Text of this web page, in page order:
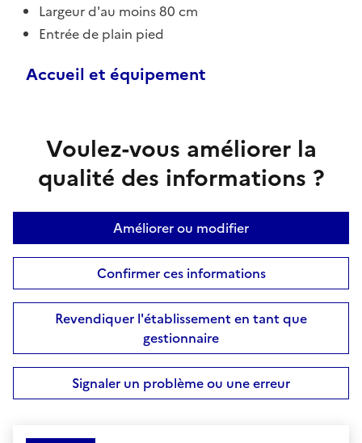
Largeur d'au moins 80 cm
Entrée de plain pied
Accueil et équipement
Voulez-vous améliorer la
qualité des informations ?
Améliorer ou modifier
Confirmer ces informations
Revendiquer l'établissement en tant que
gestionnaire
Signaler un problème ou une erreur